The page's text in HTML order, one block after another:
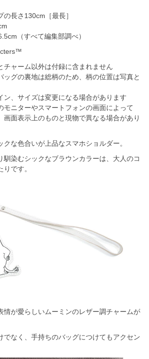
長さ130cm［最長］
（すべて編集部調べ）
ャーム以外は付録に含まれません
グの裏地は総柄のため、柄の位置は写真と
、サイズは変更になる場合があります
ニターやスマートフォンの画面によって
画面表示上のものと現物で異なる場合があり
な色合いが上品なスマホショルダー。
馴染むシックなブラウンカラーは、大人のコ
です。
情が愛らしいムーミンのレザー調チャームが
でなく、手持ちのバッグにつけてもアクセン